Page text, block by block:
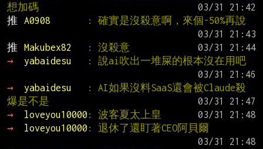
想加碼
推
A0908
: 確實是沒殺意啊，來個-50%再說
推
Makubex82 : 沒殺意
→
yabaidesu
: 說ai吹出一堆屎的根本沒在用吧
→
yabaidesu
: AI如果沒料SaaS還會被Claude殺
爆是不是
→
loveyou10000 : 波客夏太上皇
→
loveyou10000 : 退休了還盯著CEO阿貝爾